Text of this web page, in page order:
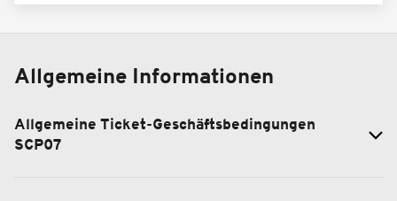
Allgemeine Informationen
Allgemeine Ticket-Geschäftsbedingungen
SCP07